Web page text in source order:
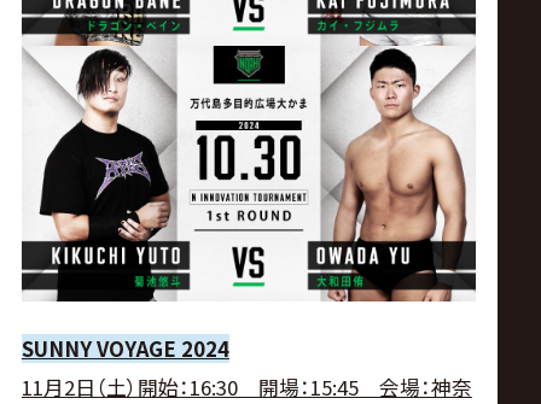
SUNNY VOYAGE 2024
11月2日（土）開始：16:30 開場：15:45 会場：神奈